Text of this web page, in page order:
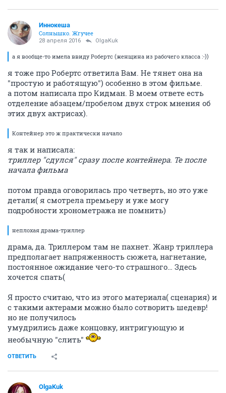
Иннокеша
Солнышко. Жгучее
28 апреля 2016 OlgaKuk
а я вообще-то имела ввиду Робертс (женщина из рабочего класса :-))
я тоже про Робертс ответила Вам. Не тянет она на
"простую и работящую") особенно в этом фильме.
а потом написала про Кидман. В моем ответе есть
отделение абзацем/пробелом двух строк мнения об
этих двух актрисах).
Контейнер это ж практически начало
я так и написала:
триллер "сдулся" сразу после контейнера. Те после
начала фильма
потом правда оговорилась про четверть, но это уже
детали( я смотрела премьеру и уже могу
подробности хронометража не помнить)
неплохая драма-триллер
драма, да. Триллером там не пахнет. Жанр триллера
предполагает напряженность сюжета, нагнетание,
постоянное ожидание чего-то страшного… Здесь
хочется спать(
Я просто считаю, что из этого материала( сценария) и
с такими актерами можно было сотворить шедевр!
но не получилось
умудрились даже концовку, интригующую и
необычную "слить"
ОТВЕТИТЬ
OlgaKuk